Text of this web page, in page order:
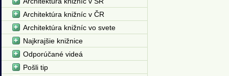
Architektúra knižníc v ČR
Architektúra knižníc vo svete
Najkrajšie knižnice
Odporúčané videá
Pošli tip